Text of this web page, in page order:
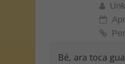
Bé, ara toca